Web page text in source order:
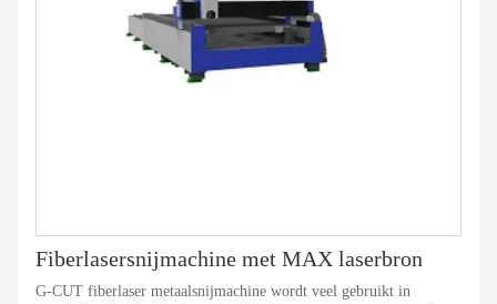
Fiberlasersnijmachine met MAX laserbron
G-CUT fiberlaser metaalsnijmachine wordt veel gebruikt in